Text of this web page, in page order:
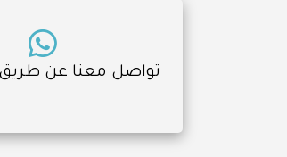
تواصل معنا عن طريق